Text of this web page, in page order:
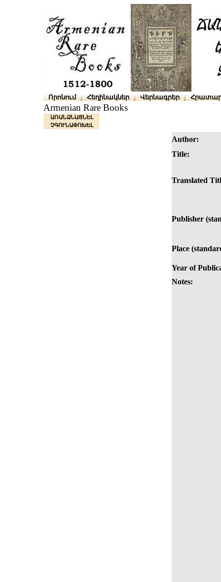
Որոնում Հեղինակներ Վերնագրեր
Armenian Rare Books
ԱՌԱՆՁՆԱՑՆԵԼ
ՉԳՈՒՆԱՓՈԽԵԼ
Author:
Title:
Translated
Publisher
Place
Year of
Notes: